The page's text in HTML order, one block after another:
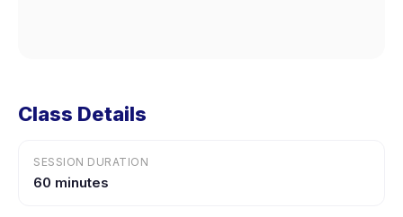
Class Details
SESSION DURATION
60 minutes